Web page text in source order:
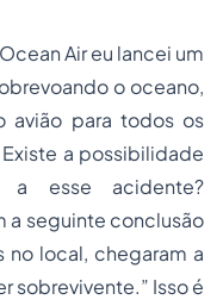
Air eu lancei um
o oceano,
avião para todos os
a possibilidade
a esse acidente?
a seguinte conclusão
no local, chegaram a
sobrevivente.” Isso é